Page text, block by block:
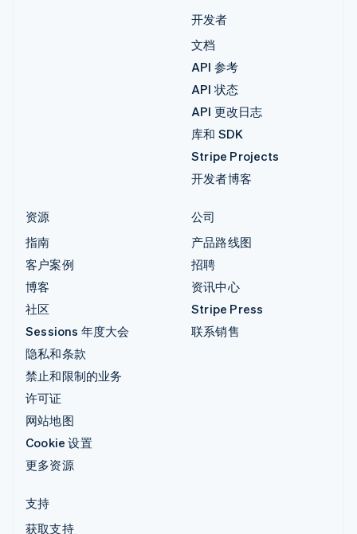
开发者
文档
API 参考
API 状态
API 更改日志
库和 SDK
Stripe Projects
开发者博客
资源
指南
客户案例
博客
社区
Sessions 年度大会
隐私和条款
禁止和限制的业务
许可证
网站地图
Cookie 设置
更多资源
公司
产品路线图
招聘
资讯中心
Stripe Press
联系销售
支持
获取支持